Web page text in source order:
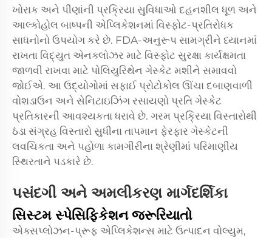
ખોરાક અને પીણાંની પ્રક્રિયા સુવિધાઓ દહનશીલ ધૂળ અને
આલ્કોહોલ બાષ્પની એપ્લિકેશનમાં વિસ્ફોટ-પ્રતિરોધક
સાધનોનો ઉપયોગ કરે છે. FDA-અનુરૂપ સામગ્રીને ધ્યાનમાં
રાખતા વિદ્યુત એનક્લોઝર માટે વિસ્ફોટ સુરક્ષા કાર્યક્ષમતા
જાળવી રાખવા માટે પોલિયુરિથેન ગેસ્કેટ મશીને સમાવવો
જોઈએ. આ ઉદ્યોગોમાં સફાઈ પ્રોટોકોલ ઊંચા દબાણવાળી
વોશડાઉન અને સેનિટાઇઝિંગ રસાયણો પ્રતિ ગેસ્કેટ
પ્રતિકારની આવશ્યકતા ધરાવે છે. ગરમ પ્રક્રિયા વિસ્તારોથી
ઠંડા સંગ્રહ વિસ્તારો સુધીના તાપમાન ફેરફાર ગેસ્કેટની
લવચિકતા અને પહોળા કામગીરીના શ્રેણીમાં પરિમાણીય
સ્થિરતાને પડકારે છે.
પસંદગી અને અમલીકરણ માર્ગદર્શિકા
સિસ્ટમ સ્પેસિફિકેશન જરૂરિયાતો
એક્સપ્લોઝન-પ્રૂફ એપ્લિકેશન્સ માટે ઉત્પાદન વોલ્યુમ,